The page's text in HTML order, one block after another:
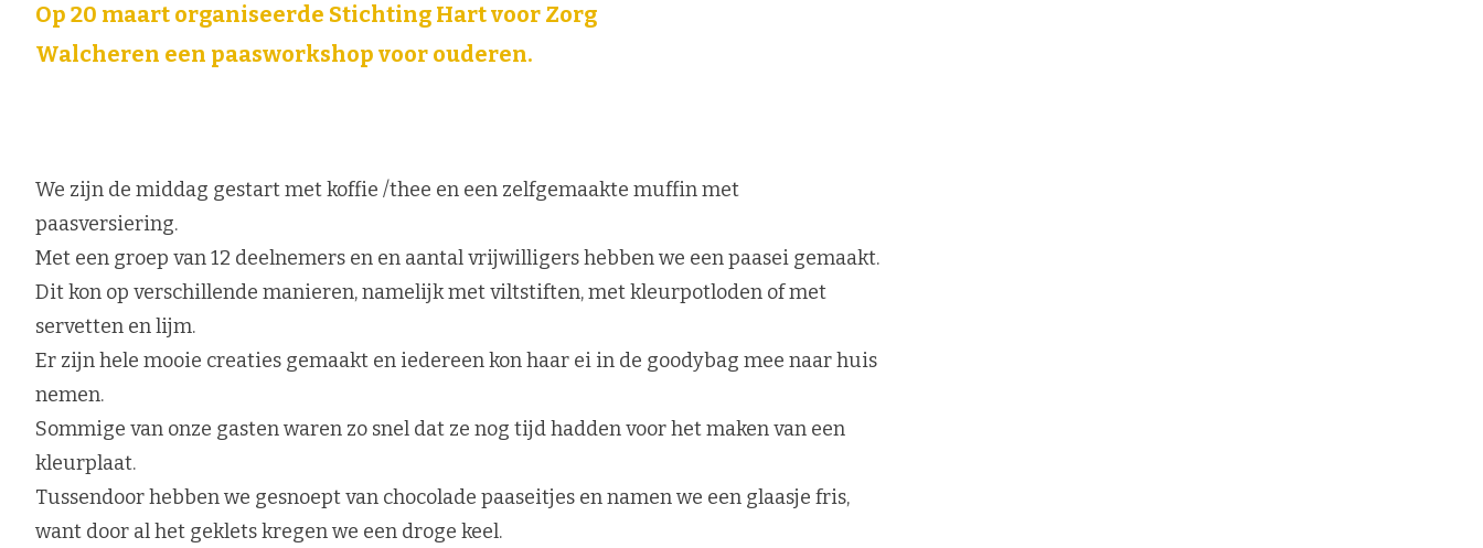
Op 20 maart organiseerde Stichting Hart voor Zorg
Walcheren een paasworkshop voor ouderen.
We zijn de middag gestart met koffie /thee en een zelfgemaakte muffin met
paasversiering.
Met een groep van 12 deelnemers en en aantal vrijwilligers hebben we een paasei gemaakt.
Dit kon op verschillende manieren, namelijk met viltstiften, met kleurpotloden of met
servetten en lijm.
Er zijn hele mooie creaties gemaakt en iedereen kon haar ei in de goodybag mee naar huis
nemen.
Sommige van onze gasten waren zo snel dat ze nog tijd hadden voor het maken van een
kleurplaat.
Tussendoor hebben we gesnoept van chocolade paaseitjes en namen we een glaasje fris,
want door al het geklets kregen we een droge keel.